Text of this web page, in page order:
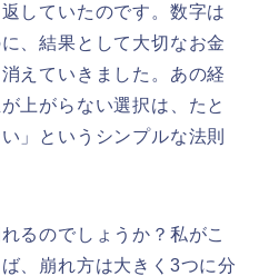
していたのです。数字は
、結果として大切なお金
えていきました。あの経
上がらない選択は、たと
」というシンプルな法則
るのでしょうか？私がこ
、崩れ方は大きく3つに分